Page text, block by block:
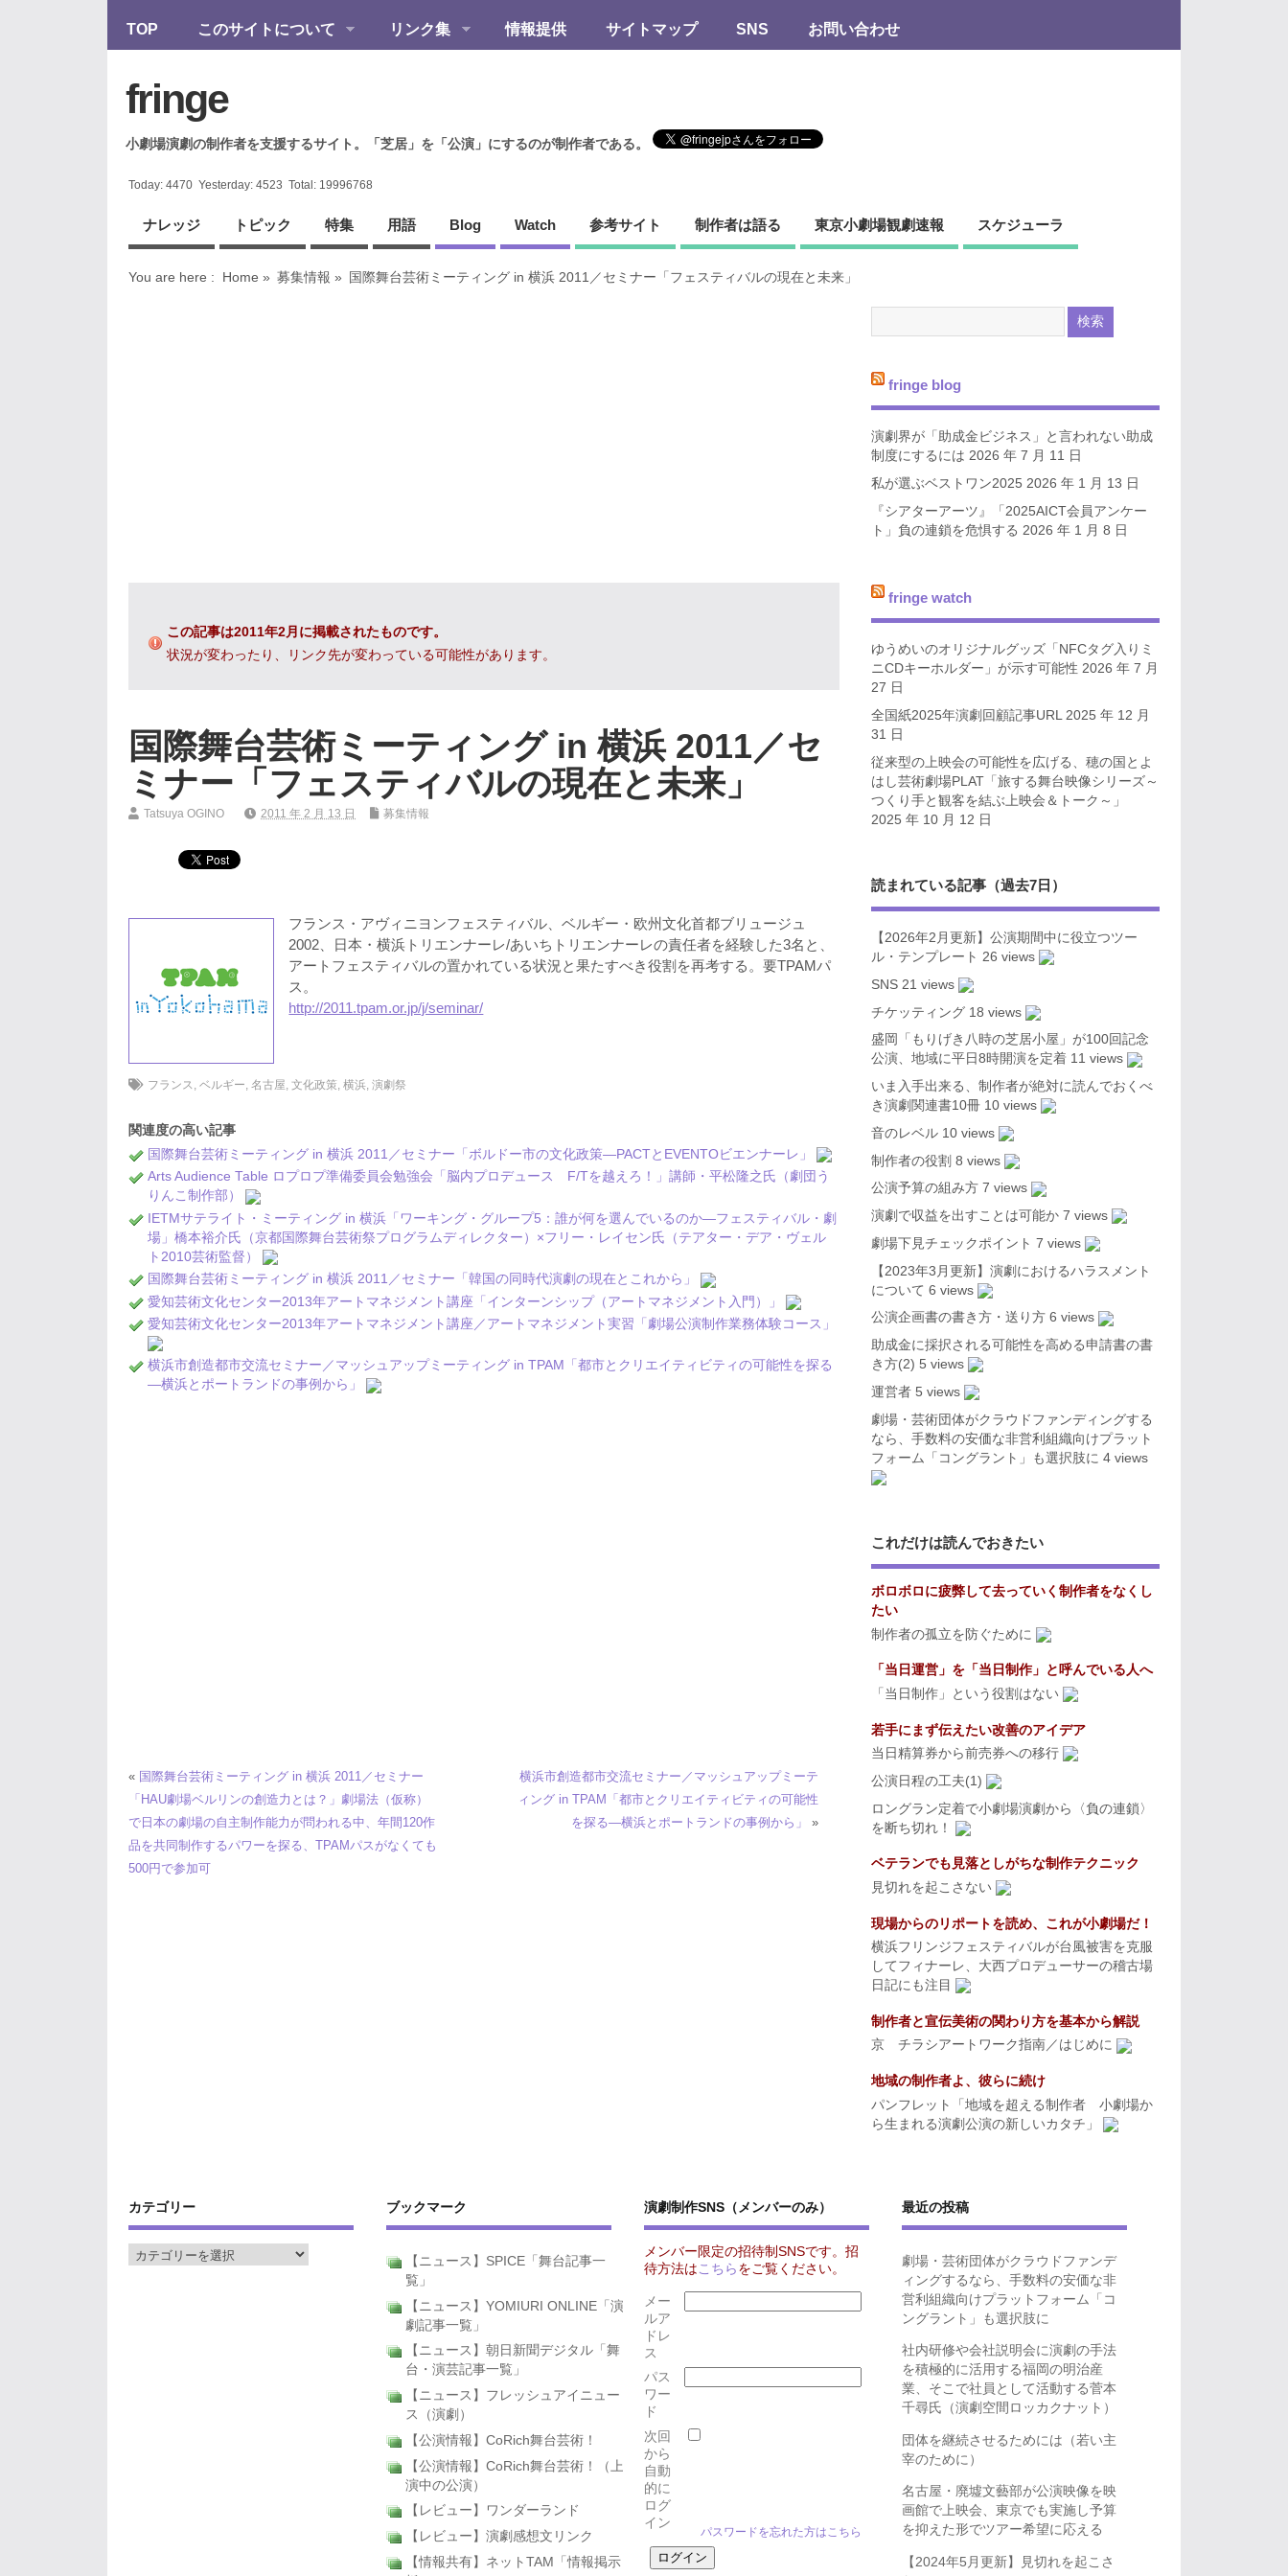
TOP このサイトについて リンク集 情報提供 サイトマップ SNS お問い合わせ
fringe
小劇場演劇の制作者を支援するサイト。「芝居」を「公演」にするのが制作者である。
Today:4470 Yesterday:4523 Total: 19996768
ナレッジ トピック 特集 用語 Blog Watch 参考サイト 制作者は語る 東京小劇場観劇速報 スケジューラ
You are here : Home » 募集情報 » 国際舞台芸術ミーティング in 横浜 2011／セミナー「フェスティバルの現在と未来」
この記事は2011年2月に掲載されたものです。
状況が変わったり、リンク先が変わっている可能性があります。
国際舞台芸術ミーティング in 横浜 2011／セ
ミナー「フェスティバルの現在と未来」
Tatsuya OGINO 2011 年 2 月 13 日 募集情報
フランス・アヴィニヨンフェスティバル、ベルギー・欧州文化首都ブリュージュ
2002、日本・横浜トリエンナーレ/あいちトリエンナーレの責任者を経験した3名と、
アートフェスティバルの置かれている状況と果たすべき役割を再考する。要TPAMパ
ス。
http://2011.tpam.or.jp/j/seminar/
フランス,ベルギー,名古屋,文化政策,横浜,演劇祭
関連度の高い記事
国際舞台芸術ミーティング in 横浜 2011／セミナー「ボルドー市の文化政策―PACTとEVENTOビエンナーレ」
Arts Audience Table ロプロプ準備委員会勉強会「脳内プロデュース F/Tを越えろ！」講師・平松隆之氏（劇団う
りんこ制作部）
IETMサテライト・ミーティング in 横浜「ワーキング・グループ5：誰が何を選んでいるのか―フェスティバル・劇
場」橋本裕介氏（京都国際舞台芸術祭プログラムディレクター）×フリー・レイセン氏（テアター・デア・ヴェル
ト2010芸術監督）
国際舞台芸術ミーティング in 横浜 2011／セミナー「韓国の同時代演劇の現在とこれから」
愛知芸術文化センター2013年アートマネジメント講座「インターンシップ（アートマネジメント入門）」
愛知芸術文化センター2013年アートマネジメント講座／アートマネジメント実習「劇場公演制作業務体験コース」
横浜市創造都市交流セミナー／マッシュアップミーティング in TPAM「都市とクリエイティビティの可能性を探る
―横浜とポートランドの事例から」
« 国際舞台芸術ミーティング in 横浜 2011／セミナー
「HAU劇場ベルリンの創造力とは？」劇場法（仮称）
で日本の劇場の自主制作能力が問われる中、年間120作
品を共同制作するパワーを探る、TPAMパスがなくても
500円で参加可
横浜市創造都市交流セミナー／マッシュアップミーテ
ィング in TPAM「都市とクリエイティビティの可能性
を探る―横浜とポートランドの事例から」
»
fringe blog
演劇界が「助成金ビジネス」と言われない助成
制度にするには 2026 年 7 月 11 日
私が選ぶベストワン2025 2026 年 1 月 13 日
『シアターアーツ』「2025AICT会員アンケー
ト」負の連鎖を危惧する 2026 年 1 月 8 日
fringe watch
ゆうめいのオリジナルグッズ「NFCタグ入りミ
ニCDキーホルダー」が示す可能性 2026 年 7 月
27 日
全国紙2025年演劇回顧記事URL 2025 年 12 月
31 日
従来型の上映会の可能性を広げる、穂の国とよ
はし芸術劇場PLAT「旅する舞台映像シリーズ～
つくり手と観客を結ぶ上映会＆トーク～」
2025 年 10 月 12 日
読まれている記事（過去7日）
【2026年2月更新】公演期間中に役立つツー
ル・テンプレート 26 views
SNS 21 views
チケッティング 18 views
盛岡「もりげき八時の芝居小屋」が100回記念
公演、地域に平日8時開演を定着 11 views
いま入手出来る、制作者が絶対に読んでおくべ
き演劇関連書10冊 10 views
音のレベル 10 views
制作者の役割 8 views
公演予算の組み方 7 views
演劇で収益を出すことは可能か 7 views
劇場下見チェックポイント 7 views
【2023年3月更新】演劇におけるハラスメント
について 6 views
公演企画書の書き方・送り方 6 views
助成金に採択される可能性を高める申請書の書
き方(2) 5 views
運営者 5 views
劇場・芸術団体がクラウドファンディングする
なら、手数料の安価な非営利組織向けプラット
フォーム「コングラント」も選択肢に 4 views
これだけは読んでおきたい
ボロボロに疲弊して去っていく制作者をなくし
たい
制作者の孤立を防ぐために
「当日運営」を「当日制作」と呼んでいる人へ
「当日制作」という役割はない
若手にまず伝えたい改善のアイデア
当日精算券から前売券への移行
公演日程の工夫(1)
ロングラン定着で小劇場演劇から〈負の連鎖〉
を断ち切れ！
ベテランでも見落としがちな制作テクニック
見切れを起こさない
現場からのリポートを読め、これが小劇場だ！
横浜フリンジフェスティバルが台風被害を克服
してフィナーレ、大西プロデューサーの稽古場
日記にも注目
制作者と宣伝美術の関わり方を基本から解説
京 チラシアートワーク指南／はじめに
地域の制作者よ、彼らに続け
パンフレット「地域を超える制作者 小劇場か
ら生まれる演劇公演の新しいカタチ」
カテゴリー ブックマーク
【ニュース】SPICE「舞台記事一
覧」
【ニュース】YOMIURI ONLINE「演
劇記事一覧」
【ニュース】朝日新聞デジタル「舞
台・演芸記事一覧」
【ニュース】フレッシュアイニュー
ス（演劇）
【公演情報】CoRich舞台芸術！
【公演情報】CoRich舞台芸術！（上
演中の公演）
【レビュー】ワンダーランド
【レビュー】演劇感想文リンク
【情報共有】ネットTAM「情報掲示
演劇制作SNS（メンバーのみ）
メンバー限定の招待制SNSです。招
待方法は こちら をご覧ください。
メー
ルア
ドレ
ス
パス
ワー
ド
次回
から
自動
的に
ログ
イン
パスワードを忘れた方はこちら
最近の投稿
劇場・芸術団体がクラウドファンデ
ィングするなら、手数料の安価な非
営利組織向けプラットフォーム「コ
ングラント」も選択肢に
社内研修や会社説明会に演劇の手法
を積極的に活用する福岡の明治産
業、そこで社員として活動する菅本
千尋氏（演劇空間ロッカクナット）
団体を継続させるためには（若い主
宰のために）
名古屋・廃墟文藝部が公演映像を映
画館で上映会、東京でも実施し予算
を抑えた形でツアー希望に応える
【2024年5月更新】見切れを起こさ